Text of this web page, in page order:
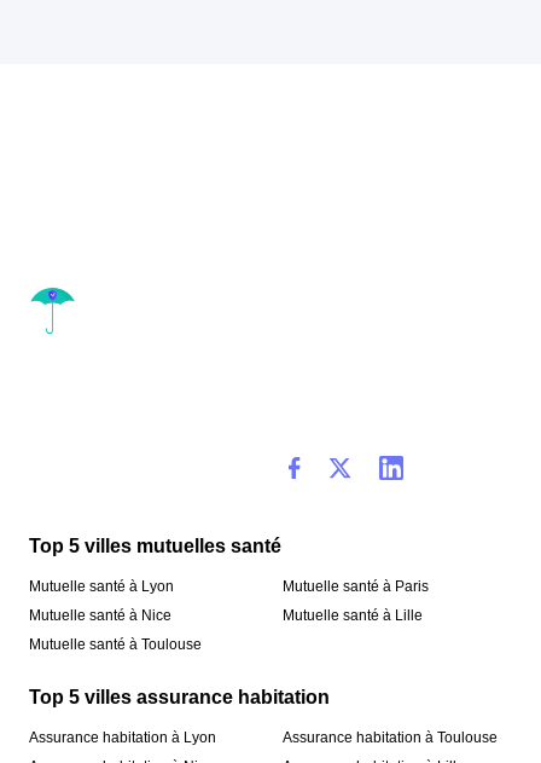
Top 5 villes mutuelles santé
Mutuelle santé à Lyon
Mutuelle santé à Nice
Mutuelle santé à Toulouse
Mutuelle santé à Paris
Mutuelle santé à Lille
Top 5 villes assurance habitation
Assurance habitation à Lyon
Assurance habitation à Toulouse